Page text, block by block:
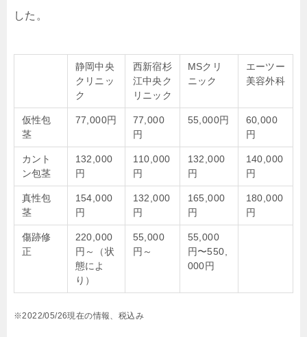
した。
静岡中央
クリニッ
ク
西新宿杉
江中央ク
リニック
MSクリ
ニック
エーツー
美容外科
仮性包
茎
77,000円
77,000
円
55,000円
60,000
円
カント
ン包茎
132,000
円
110,000
円
132,000
円
140,000
円
真性包
茎
154,000
円
132,000
円
165,000
円
180,000
円
傷跡修
正
220,000
円～（状
態によ
り）
55,000
円～
55,000
円〜550,
000円
※2022/05/26現在の情報、税込み